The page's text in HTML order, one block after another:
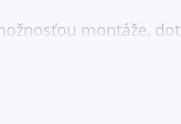
montáže,